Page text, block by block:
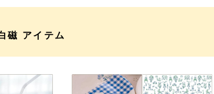
磁 アイテム